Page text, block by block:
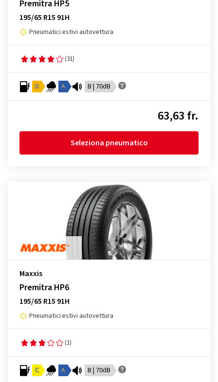
Premitra HP5
195/65 R15 91H
Pneumatici estivi autovettura
(31)
D A B | 70dB
63,63 fr.
Seleziona pneumatico
Maxxis
Premitra HP6
195/65 R15 91H
Pneumatici estivi autovettura
(1)
C A B | 70dB